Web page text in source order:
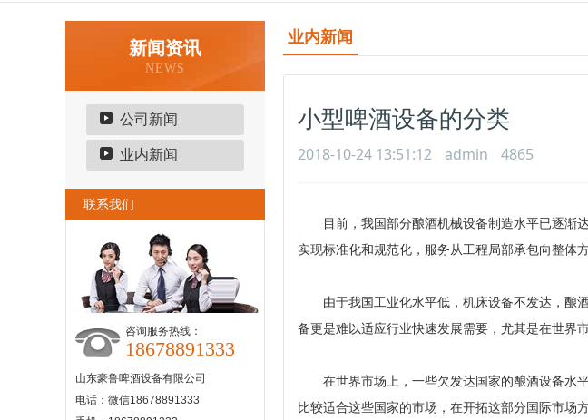
新闻资讯
NEWS
公司新闻
业内新闻
联系我们
咨询服务热线：
18678891333
山东豪鲁啤酒设备有限公司
电话：微信18678891333
业内新闻
小型啤酒设备的分类
2018-10-24 13:51:12 admin 4865
目前，我国部分酿酒机械设备制造水平已逐渐
实现标准化和规范化，服务从工程局部承包向整体
由于我国工业化水平低，机床设备不发达，酿
备更是难以适应行业快速发展需要，尤其是在世界
在世界市场上，一些欠发达国家的酿酒设备水
比较适合这些国家的市场，在开拓这部分国际市场